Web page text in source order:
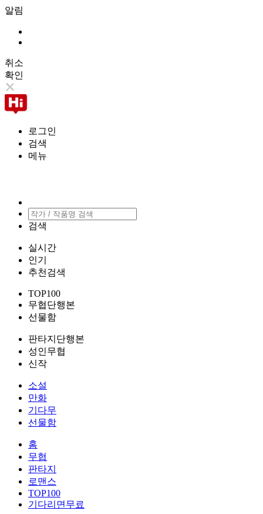
알림
취소
확인
로그인
검색
메뉴
검색
실시간
인기
추천검색
TOP100
무협단행본
선물함
판타지단행본
성인무협
신작
소설
만화
기다무
선물함
홈
무협
판타지
로맨스
TOP100
기다리면무료